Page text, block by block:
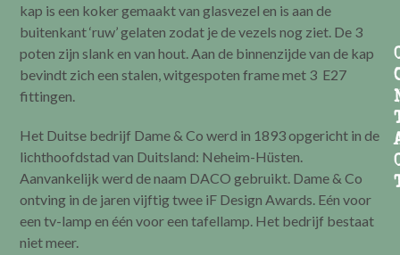
kap is een koker gemaakt van glasvezel en is aan de
buitenkant ‘ruw’ gelaten zodat je de vezels nog ziet. De 3
poten zijn slank en van hout. Aan de binnenzijde van de kap
bevindt zich een stalen, witgespoten frame met 3 E27
fittingen.
Het Duitse bedrijf Dame & Co werd in 1893 opgericht in de
lichthoofdstad van Duitsland: Neheim-Hüsten.
Aanvankelijk werd de naam DACO gebruikt. Dame & Co
ontving in de jaren vijftig twee iF Design Awards. Eén voor
een tv-lamp en één voor een tafellamp. Het bedrijf bestaat
niet meer.